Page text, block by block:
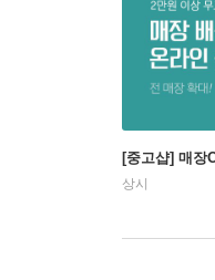
[중고샵] 매장
상시